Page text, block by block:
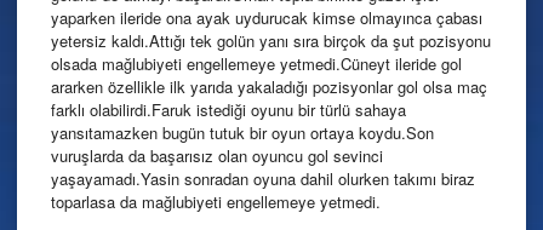
yaparken ileride ona ayak uydurucak kimse olmayınca çabası
yetersiz kaldı.Attığı tek golün yanı sıra birçok da şut pozisyonu
olsada mağlubiyeti engellemeye yetmedi.Cüneyt ileride gol
ararken özellikle ilk yarıda yakaladığı pozisyonlar gol olsa maç
farklı olabilirdi.Faruk istediği oyunu bir türlü sahaya
yansıtamazken bugün tutuk bir oyun ortaya koydu.Son
vuruşlarda da başarısız olan oyuncu gol sevinci
yaşayamadı.Yasin sonradan oyuna dahil olurken takımı biraz
toparlasa da mağlubiyeti engellemeye yetmedi.